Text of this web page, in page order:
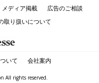
ディア掲載
広告のご相談
取り扱いについて
いて 会社案内
All rights reserved.